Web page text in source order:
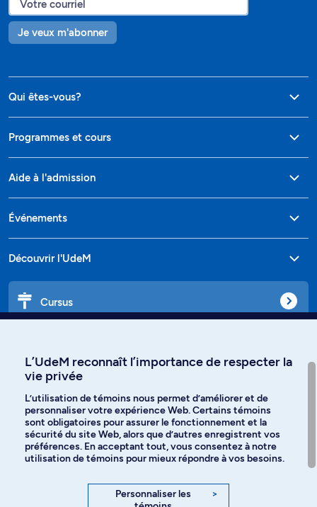
Je veux m'abonner
Qui êtes-vous?
Programmes et cours
Aide à l'admission
Événements
Découvrir l'UdeM
Cursus
Langues
Facebook Instagram
YouTube
L’UdeM reconnaît l’importance de respecter la
vie privée
L’utilisation de témoins nous permet d’améliorer et de
personnaliser votre expérience Web. Certains témoins
sont obligatoires pour assurer le fonctionnement et la
sécurité du site Web, alors que d’autres enregistrent vos
préférences. En acceptant tout, vous consentez à notre
utilisation de témoins pour mieux répondre à vos besoins.
Personnaliser les
>